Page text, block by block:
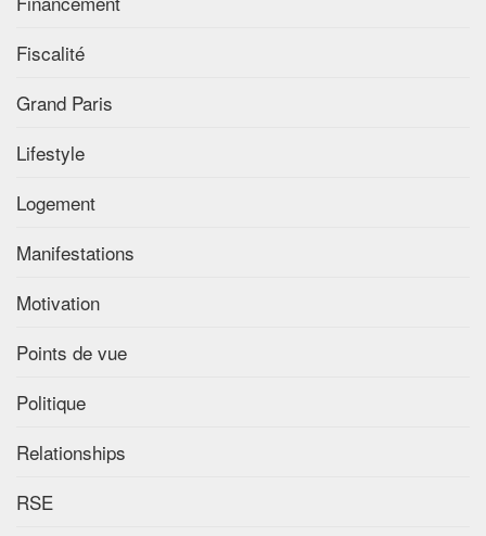
Fiscalité
Grand Paris
Lifestyle
Logement
Manifestations
Motivation
Points de vue
Politique
Relationships
RSE